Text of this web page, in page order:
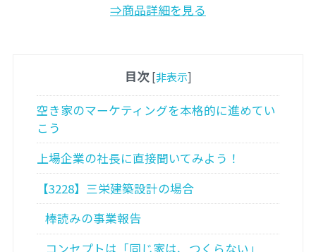
⇒商品詳細を見る
目次 [非表示]
空き家のマーケティングを本格的に進めてい
こう
上場企業の社長に直接聞いてみよう！
【3228】三栄建築設計の場合
棒読みの事業報告
コンセプトは「同じ家は、つくらない」